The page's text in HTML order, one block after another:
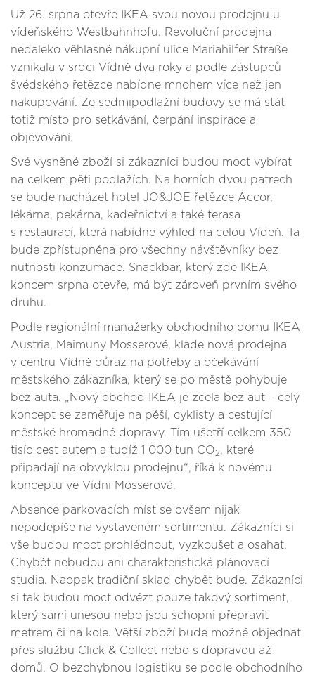
Už 26. srpna otevře IKEA svou novou prodejnu u
vídeňského Westbahnhofu. Revoluční prodejna
nedaleko věhlasné nákupní ulice Mariahilfer Straße
vznikala v srdci Vídně dva roky a podle zástupců
švédského řetězce nabídne mnohem více než jen
nakupování. Ze sedmipodlažní budovy se má stát
totiž místo pro setkávání, čerpání inspirace a
objevování.
Své vysněné zboží si zákazníci budou moct vybírat
na celkem pěti podlažích. Na horních dvou patrech
se bude nacházet hotel JO&JOE řetězce Accor,
lékárna, pekárna, kadeřnictví a také terasa
s restaurací, která nabídne výhled na celou Vídeň. Ta
bude zpřístupněna pro všechny návštěvníky bez
nutnosti konzumace. Snackbar, který zde IKEA
koncem srpna otevře, má být zároveň prvním svého
druhu.
Podle regionální manažerky obchodního domu IKEA
Austria, Maimuny Mosserové, klade nová prodejna
v centru Vídně důraz na potřeby a očekávání
městského zákazníka, který se po městě pohybuje
bez auta. „Nový obchod IKEA je zcela bez aut – celý
koncept se zaměřuje na pěší, cyklisty a cestující
městské hromadné dopravy. Tím ušetří celkem 350
tisíc cest autem a tudíž 1 000 tun CO2, které
připadají na obvyklou prodejnu“, říká k novému
konceptu ve Vídni Mosserová.
Absence parkovacích míst se ovšem nijak
nepodepíše na vystaveném sortimentu. Zákazníci si
vše budou moct prohlédnout, vyzkoušet a osahat.
Chybět nebudou ani charakteristická plánovací
studia. Naopak tradiční sklad chybět bude. Zákazníci
si tak budou moct odvézt pouze takový sortiment,
který sami unesou nebo jsou schopni přepravit
metrem či na kole. Větší zboží bude možné objednat
přes službu Click & Collect nebo s dopravou až
domů. O bezchybnou logistiku se podle obchodního